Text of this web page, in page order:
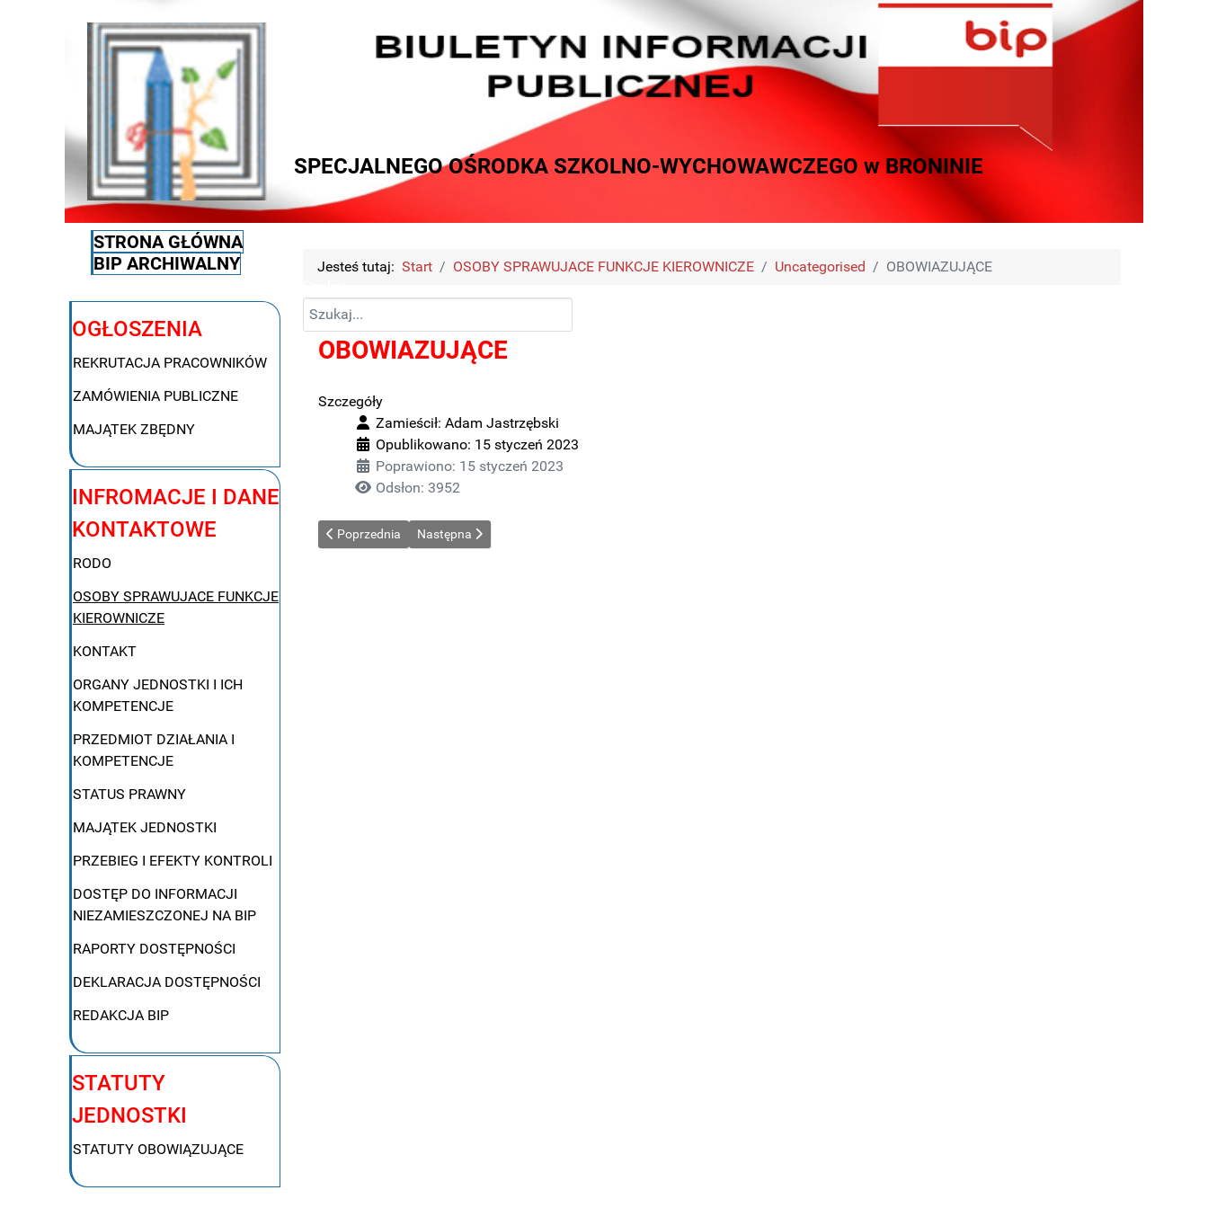
SPECJALNEGO OŚRODKA SZKOLNO-WYCHOWAWCZEGO w BRONINIE
STRONA GŁÓWNA
BIP ARCHIWALNY
OGŁOSZENIA
REKRUTACJA PRACOWNIKÓW
ZAMÓWIENIA PUBLICZNE
MAJĄTEK ZBĘDNY
INFROMACJE I DANE
KONTAKTOWE
RODO
OSOBY SPRAWUJACE FUNKCJE
KIEROWNICZE
KONTAKT
ORGANY JEDNOSTKI I ICH
KOMPETENCJE
PRZEDMIOT DZIAŁANIA I
KOMPETENCJE
STATUS PRAWNY
MAJĄTEK JEDNOSTKI
PRZEBIEG I EFEKTY KONTROLI
DOSTĘP DO INFORMACJI
NIEZAMIESZCZONEJ NA BIP
RAPORTY DOSTĘPNOŚCI
DEKLARACJA DOSTĘPNOŚCI
REDAKCJA BIP
STATUTY
JEDNOSTKI
STATUTY OBOWIĄZUJĄCE
Jesteś tutaj: Start OSOBY SPRAWUJACE FUNKCJE KIEROWNICZE Uncategorised
OBOWIAZUJĄCE
OBOWIAZUJĄCE
Szczegóły
Zamieścił: Adam Jastrzębski
Opublikowano: 15 styczeń 2023
Poprawiono: 15 styczeń 2023
Odsłon: 3952
Poprzednia strona: OSOBY SPRAWUJĄCE FUNKCJE KIEROWNICZE
Poprzednia Następna strona: Informacja o ciasteczkach
Następna